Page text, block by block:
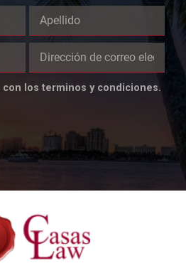
con los terminos y condiciones.